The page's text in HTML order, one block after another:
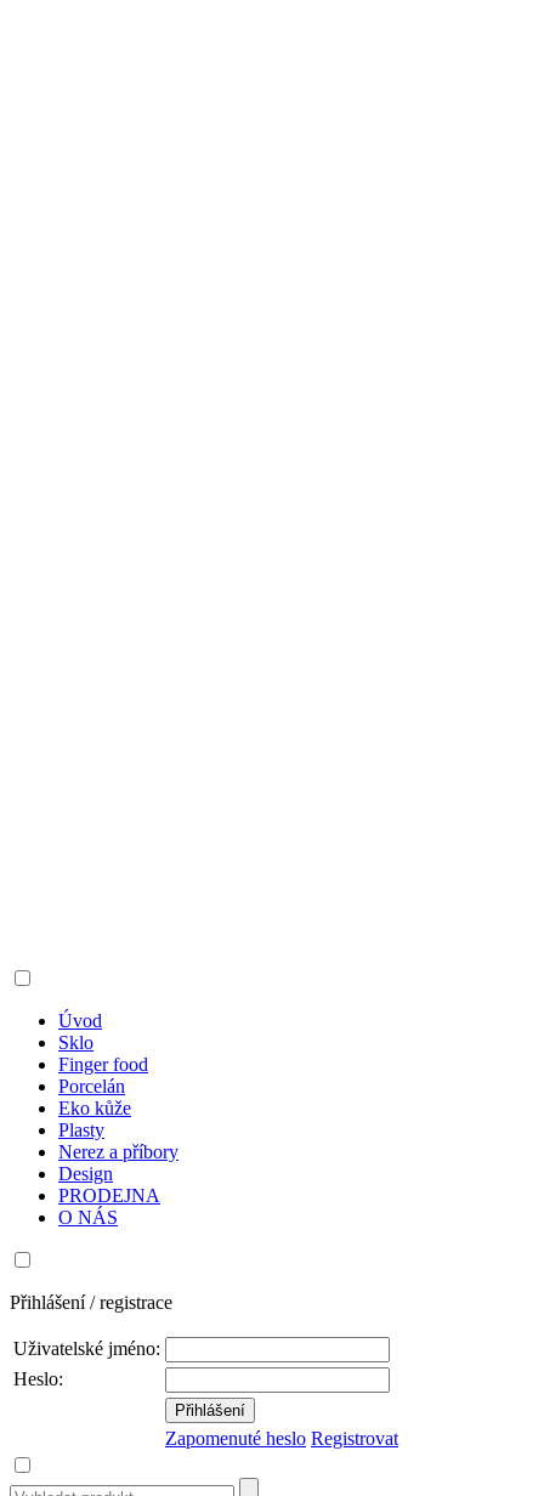
Úvod
Sklo
Finger food
Porcelán
Eko kůže
Plasty
Nerez a příbory
Design
PRODEJNA
O NÁS
Přihlášení / registrace
Uživatelské jméno:
Heslo:
Zapomenuté heslo Registrovat